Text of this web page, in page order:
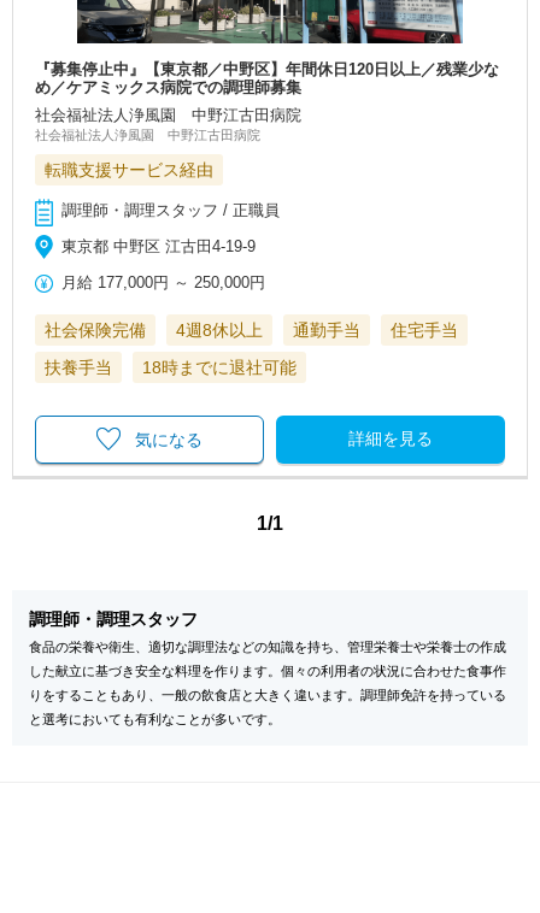
『募集停止中』【東京都／中野区】年間休日120日以上／残業少な
め／ケアミックス病院での調理師募集
社会福祉法人浄風園 中野江古田病院
社会福祉法人浄風園 中野江古田病院
転職支援サービス経由
調理師・調理スタッフ / 正職員
東京都 中野区 江古田4-19-9
月給 177,000円 ～ 250,000円
社会保険完備 4週8休以上 通勤手当
住宅手当
扶養手当
18時までに退社可能
詳細を見る
気になる
1/1
調理師・調理スタッフ
食品の栄養や衛生、適切な調理法などの知識を持ち、管理栄養士や栄養士の作成
した献立に基づき安全な料理を作ります。個々の利用者の状況に合わせた食事作
りをすることもあり、一般の飲食店と大きく違います。調理師免許を持っている
と選考においても有利なことが多いです。